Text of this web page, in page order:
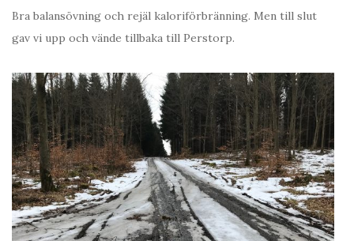
Bra balansövning och rejäl kaloriförbränning. Men till slut
gav vi upp och vände tillbaka till Perstorp.